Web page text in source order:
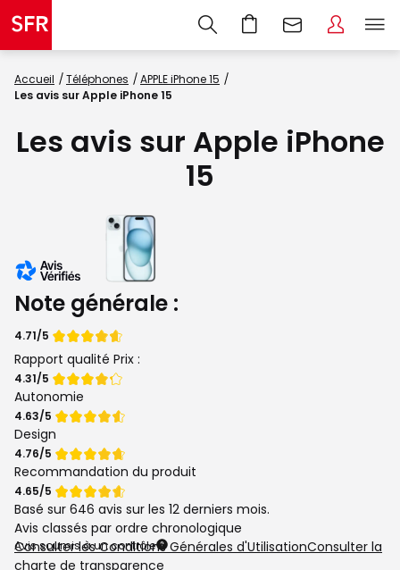
Accueil Téléphones
APPLE iPhone 15
Les avis sur Apple iPhone 15
Les avis sur Apple iPhone
15
Note générale :
Note
de
4.71/5
Rapport qualité Prix :
Note
de
4.31/5
Autonomie
Note
de
4.63/5
Design
Note
de
4.76/5
Recommandation du produit
Note
de
4.65/5
Basé sur 646 avis sur les 12 derniers mois.
Avis classés par ordre chronologique
Avis soumis à un contrôle
Consulter les Conditions Générales d'UtilisationConsulter la
charte de transparence